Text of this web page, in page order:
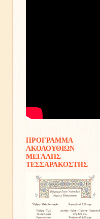
ΠΡΟΓΡΑΜΜΑ
ΑΚΟΛΟΥΘΙΩΝ
ΜΕΓΑΛΗΣ
ΤΕΣΣΑΡΑΚΟΣΤΗΣ